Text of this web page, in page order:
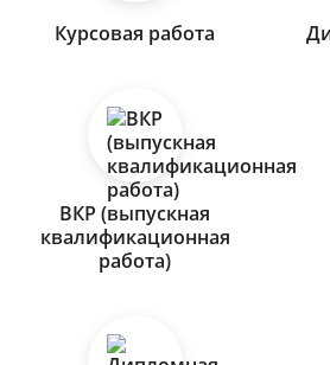
Курсовая работа
ВКР (выпускная
квалификационная
работа)